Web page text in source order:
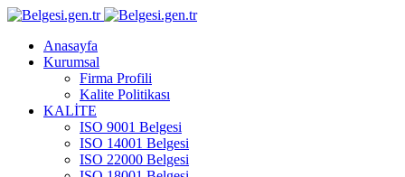
Anasayfa
Kurumsal
Firma Profili
Kalite Politikası
KALİTE
ISO 9001 Belgesi
ISO 14001 Belgesi
ISO 22000 Belgesi